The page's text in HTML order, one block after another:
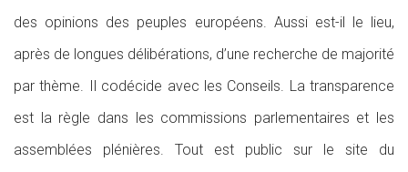
des opinions des peuples européens. Aussi est-il le lieu,
après de longues délibérations, d’une recherche de majorité
par thème. Il codécide avec les Conseils. La transparence
est la règle dans les commissions parlementaires et les
assemblées plénières. Tout est public sur le site du